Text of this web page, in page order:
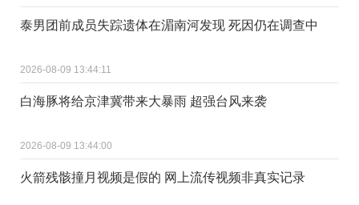
泰男团前成员失踪遗体在湄南河发现 死因仍在调查中
2026-08-09 13:44:11
白海豚将给京津冀带来大暴雨 超强台风来袭
2026-08-09 13:44:00
火箭残骸撞月视频是假的 网上流传视频非真实记录